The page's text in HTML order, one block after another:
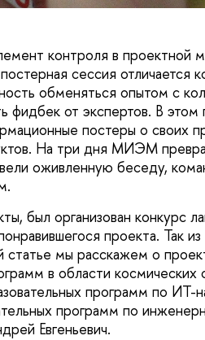
контроля в
сессия отличается
обменяться опытом с
фидбек от экспертов. В
постеры о своих
На три дня МИЭМ
оживленную беседу,
был организован конкурс
проекта. Так
мы расскажем о
в области космических
программ по ИТ-
программ по
Евгеньевич.